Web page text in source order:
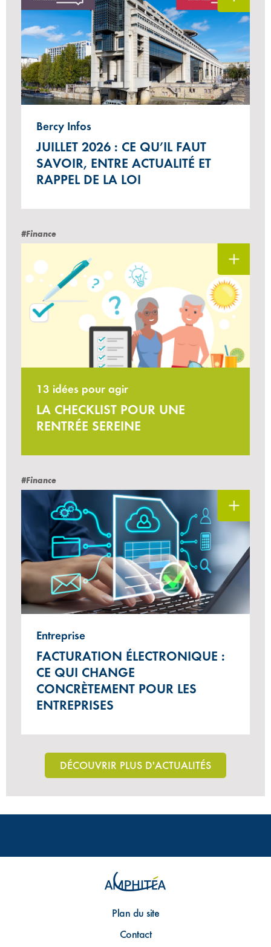
Bercy Infos
JUILLET 2026 : CE QU’IL FAUT
SAVOIR, ENTRE ACTUALITÉ ET
RAPPEL DE LA LOI
#Finance
13 idées pour agir
LA CHECKLIST POUR UNE
RENTRÉE SEREINE
#Finance
Entreprise
FACTURATION ÉLECTRONIQUE :
CE QUI CHANGE
CONCRÈTEMENT POUR LES
ENTREPRISES
DÉCOUVRIR PLUS D'ACTUALITÉS
Plan du site
Contact